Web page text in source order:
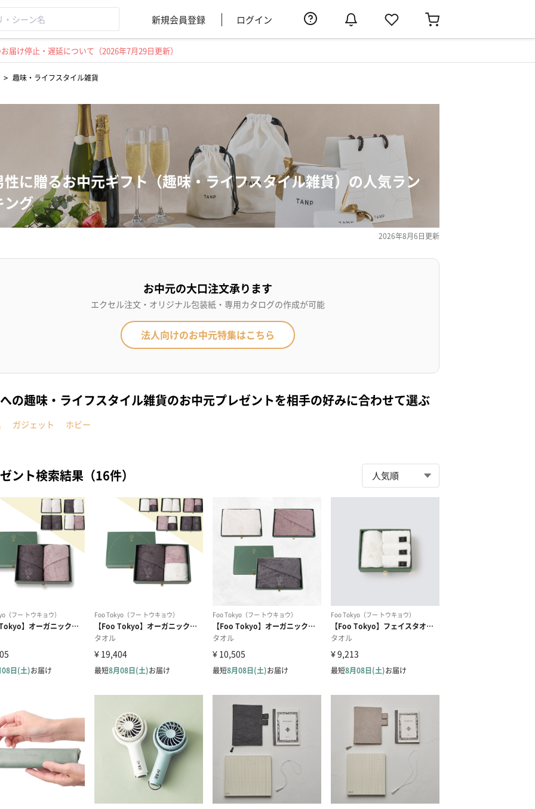
新規会員登録 ログイン
け停止・遅延について（2026年7月29日更新）
> 趣味・ライフスタイル雑貨
性に贈るお中元ギフト（趣味・ライフスタイル雑貨）の人気ラン
ング
2026年8月6日更新
お中元の大口注文承ります
エクセル注文・オリジナル包装紙・専用カタログの作成が可能
法人向けのお中元特集はこちら
の趣味・ライフスタイル雑貨のお中元プレゼントを相手の好みに合わせて選ぶ
ガジェット ホビー
ント検索結果（16件）